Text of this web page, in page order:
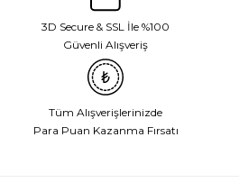
3D Secure & SSL İle %100
Güvenli Alışveriş
Tüm Alışverişlerinizde
Para Puan Kazanma Fırsatı